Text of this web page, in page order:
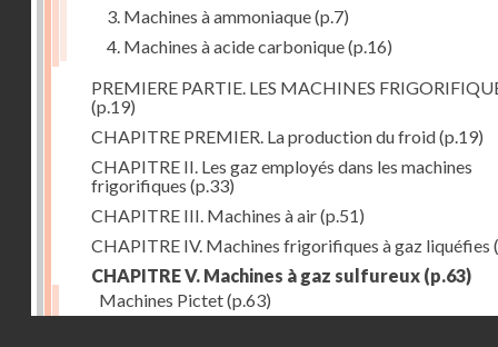
3. Machines à ammoniaque(p.7)
4. Machines à acide carbonique(p.16)
PREMIERE PARTIE. LES MACHINES
(p.19)
CHAPITRE PREMIER. La production du froid(p.19)
CHAPITRE II. Les gaz employés dans les machines
frigorifiques (p.33)
CHAPITRE III. Machines à air(p.51)
CHAPITRE IV. Machines frigorifiques à gaz liquéfies
CHAPITRE V. Machines à gaz sulfureux (p.63)
Machines Pictet(p.63)